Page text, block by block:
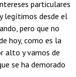
particulares
legítimos desde el
pero que no
hoy, como es la
alto y vamos de
se ha demorado